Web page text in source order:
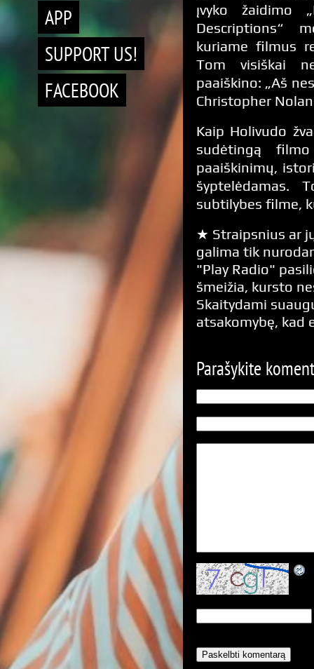
APP
SUPPORT US!
FACEBOOK
įvyko žaidimo
Descriptions“
kuriame filmus
Tom visiškai
paaiškino: „Aš
Christopher
Kaip Holivudo
sudėtingą
paaiškinimų,
šyptelėdamas.
subtilybes filme,
★ Straipsnius ar
galima tik
"Play Radio"
šmeižia, kursto
Skaitydami
atsakomybę, kad
Parašykite